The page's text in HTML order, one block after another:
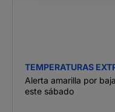
TEMPERATURAS
Alerta amarilla por
este sábado